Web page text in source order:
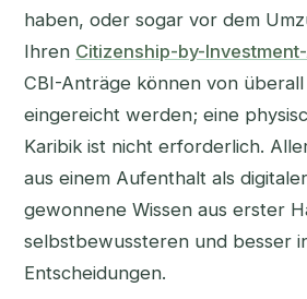
haben, oder sogar vor dem
Ihren Citizenship-by-
CBI-Anträge können von
eingereicht werden; eine
Karibik ist nicht erforderlich.
aus einem Aufenthalt als
gewonnene Wissen aus erster
selbstbewussteren und besser
Entscheidungen.